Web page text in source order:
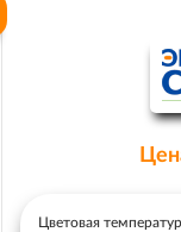
Цветовая